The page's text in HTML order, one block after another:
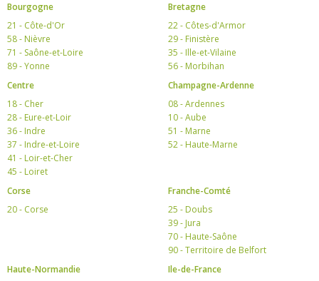
Bourgogne
21 - Côte-d'Or
58 - Nièvre
71 - Saône-et-Loire
89 - Yonne
Bretagne
22 - Côtes-d'Armor
29 - Finistère
35 - Ille-et-Vilaine
56 - Morbihan
Centre
18 - Cher
28 - Eure-et-Loir
36 - Indre
37 - Indre-et-Loire
41 - Loir-et-Cher
45 - Loiret
Champagne-Ardenne
08 - Ardennes
10 - Aube
51 - Marne
52 - Haute-Marne
Corse
20 - Corse
Franche-Comté
25 - Doubs
39 - Jura
70 - Haute-Saône
90 - Territoire de Belfort
Haute-Normandie
Ile-de-France